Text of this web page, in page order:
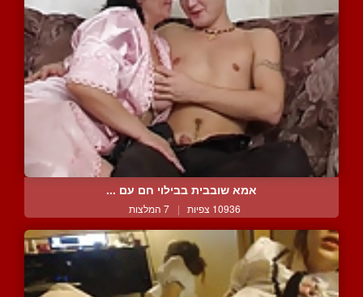
אמא שובבית בבילוי חם עם ...
10936 צפיות | 7 המלצות